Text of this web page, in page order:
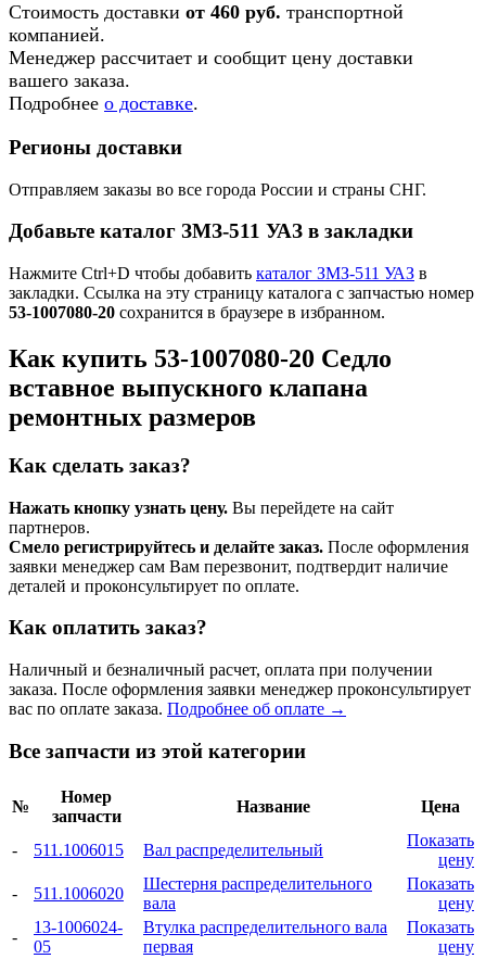
Стоимость доставки от 460 руб. транспортной
компанией.
Менеджер рассчитает и сообщит цену доставки
вашего заказа.
Подробнее о доставке.
Регионы доставки
Отправляем заказы во все города России и страны СНГ.
Добавьте каталог ЗМЗ-511 УАЗ в закладки
Нажмите Ctrl+D чтобы добавить каталог ЗМЗ-511 УАЗ в
закладки. Ссылка на эту страницу каталога с запчастью номер
53-1007080-20 сохранится в браузере в избранном.
Как купить 53-1007080-20 Седло
вставное выпускного клапана
ремонтных размеров
Как сделать заказ?
Нажать кнопку узнать цену. Вы перейдете на сайт
партнеров.
Смело регистрируйтесь и делайте заказ. После оформления
заявки менеджер сам Вам перезвонит, подтвердит наличие
деталей и проконсультирует по оплате.
Как оплатить заказ?
Наличный и безналичный расчет, оплата при получении
заказа. После оформления заявки менеджер проконсультирует
вас по оплате заказа. Подробнее об оплате →
Все запчасти из этой категории
№
Номер
запчасти
Название Цена
- 511.1006015 Вал распределительный
Показать
цену
-
511.1006020
Шестерня распределительного
вала
Показать
цену
-
13-1006024-
05
Втулка распределительного вала
первая
Показать
цену